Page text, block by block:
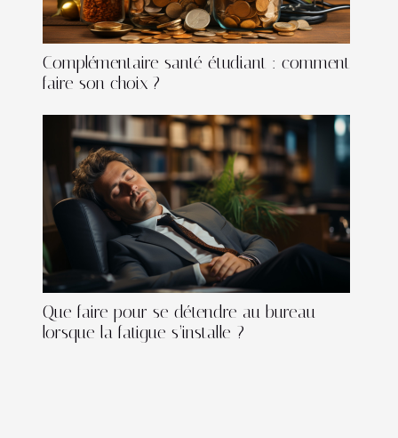
Complémentaire santé étudiant : comment
faire son choix ?
Que faire pour se détendre au bureau
lorsque la fatigue s’installe ?